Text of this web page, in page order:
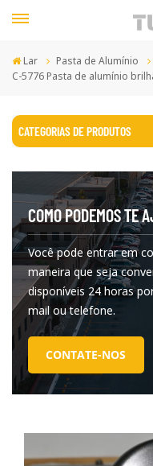
Lar
Pasta de Alumínio
C-5776 Pasta de alumínio
CATEGORIAS DE PRODUTOS
COMO PODEMOS TE
Você pode entrar em
maneira que seja
disponíveis 24 horas
mail ou telefone.
CONTATE-NOS